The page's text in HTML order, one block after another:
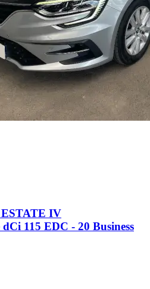
IV
115 EDC - 20 Business